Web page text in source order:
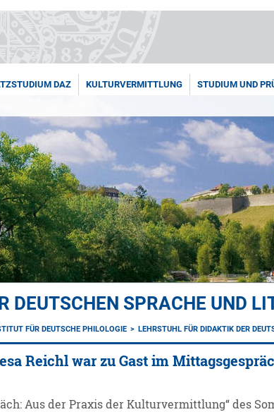
DAZ KULTURVERMITTLUNG STUDIUM UND
DEUTSCHEN SPRACHE UND
FÜR DEUTSCHE PHILOLOGIE LEHRSTUHL FÜR DIDAKTIK DER
Reichl war zu Gast im
Aus der Praxis der Kulturvermittlung“ des